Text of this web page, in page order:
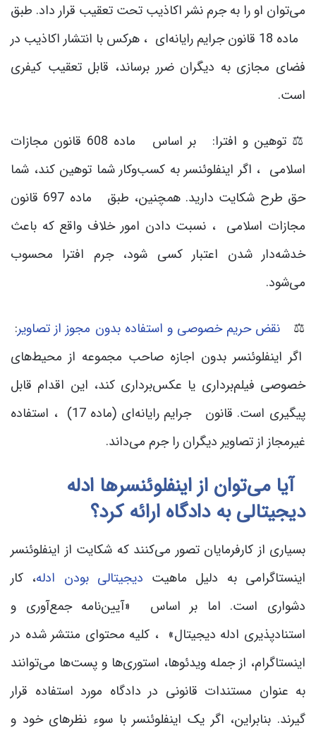
می‌توان او را به جرم نشر اکاذیب تحت تعقیب قرار داد. طبق
ماده 18 قانون جرایم رایانه‌ای ، هرکس با انتشار اکاذیب در
فضای مجازی به دیگران ضرر برساند، قابل تعقیب کیفری
است.
⚖️ توهین و افترا: بر اساس ماده 608 قانون مجازات
اسلامی ، اگر اینفلوئنسر به کسب‌وکار شما توهین کند، شما
حق طرح شکایت دارید. همچنین، طبق ماده 697 قانون
مجازات اسلامی ، نسبت دادن امور خلاف واقع که باعث
خدشه‌دار شدن اعتبار کسی شود، جرم افترا محسوب
می‌شود.
⚖️ نقض حریم خصوصی و استفاده بدون مجوز از تصاویر:
اگر اینفلوئنسر بدون اجازه صاحب مجموعه از محیط‌های
خصوصی فیلم‌برداری یا عکس‌برداری کند، این اقدام قابل
پیگیری است. قانون جرایم رایانه‌ای (ماده 17) ، استفاده
غیرمجاز از تصاویر دیگران را جرم می‌داند.
آیا می‌توان از اینفلوئنسرها ادله
دیجیتالی به دادگاه ارائه کرد؟
بسیاری از کارفرمایان تصور می‌کنند که شکایت از اینفلوئنسر
اینستاگرامی به دلیل ماهیت دیجیتالی بودن ادله، کار
دشواری است. اما بر اساس «آیین‌نامه جمع‌آوری و
استنادپذیری ادله دیجیتال» ، کلیه محتوای منتشر شده در
اینستاگرام، از جمله ویدئوها، استوری‌ها و پست‌ها می‌توانند
به عنوان مستندات قانونی در دادگاه مورد استفاده قرار
گیرند. بنابراین، اگر یک اینفلوئنسر با سوء نظرهای خود و